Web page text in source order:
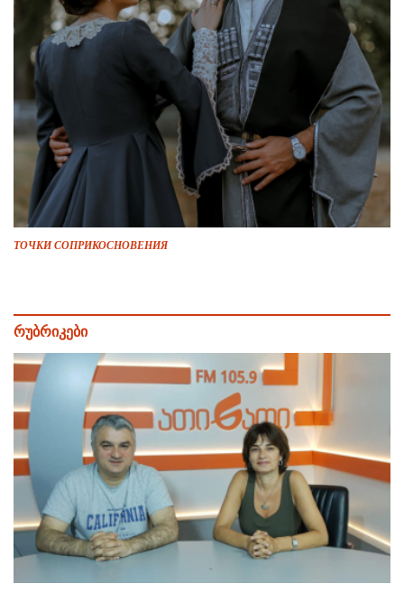
ТОЧКИ СОПРИКОСНОВЕНИЯ
რუბრიკები